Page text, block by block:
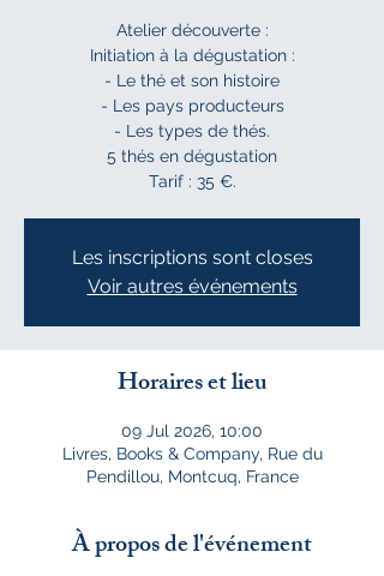
Atelier découverte :
Initiation à la dégustation :
- Le thé et son histoire
- Les pays producteurs
- Les types de thés.
5 thés en dégustation
Tarif : 35 €.
Les inscriptions sont closes
Voir autres événements
Horaires et lieu
09 Jul 2026, 10:00
Livres, Books & Company, Rue du
Pendillou, Montcuq, France
À propos de l'événement